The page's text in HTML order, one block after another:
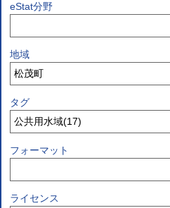
eStat分野
地域
タグ
フォーマット
ライセンス